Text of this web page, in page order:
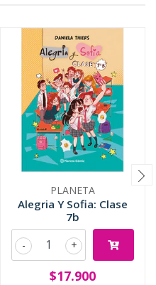
PLANETA
Alegria Y Sofia: Clase
7b
+
-
$17.900